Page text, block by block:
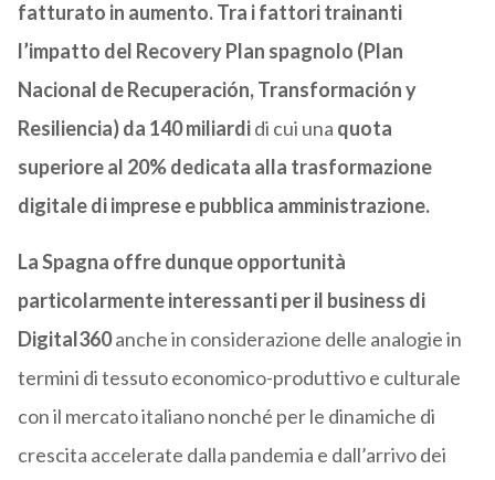
fatturato in aumento.Tra i fattori trainanti
l’impatto del Recovery Plan spagnolo (Plan
Nacional de Recuperación, Transformación y
Resiliencia) da 140 miliardidi cui una quota
superiore al 20% dedicata alla trasformazione
digitale di imprese e pubblica amministrazione.
La Spagna offre dunque opportunità
particolarmente interessanti per il business di
Digital360anche in considerazione delle analogie in
termini di tessuto economico-produttivo e culturale
con il mercato italiano nonché per le dinamiche di
crescita accelerate dalla pandemia e dall’arrivo dei